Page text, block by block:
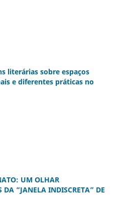
literárias sobre espaços
e diferentes práticas no
UM OLHAR
DA “JANELA INDISCRETA” DE